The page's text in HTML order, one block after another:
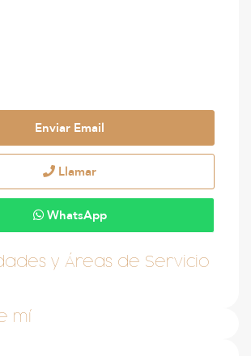
Enviar Email
Llamar
WhatsApp
y Áreas de Servicio
mí